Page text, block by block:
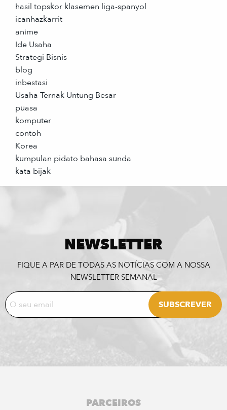
hasil topskor klasemen liga-spanyol
icanhazkarrit
anime
Ide Usaha
Strategi Bisnis
blog
inbestasi
Usaha Ternak Untung Besar
puasa
komputer
contoh
Korea
kumpulan pidato bahasa sunda
kata bijak
NEWSLETTER
FIQUE A PAR DE TODAS AS NOTÍCIAS COM A NOSSA
NEWSLETTER SEMANAL
PARCEIROS